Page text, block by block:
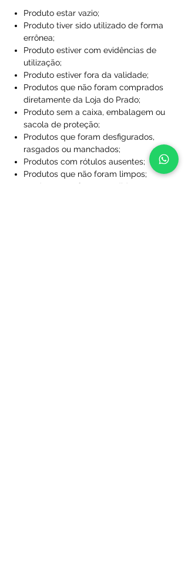
Produto estar vazio;
Produto tiver sido utilizado de forma
errônea;
Produto estiver com evidências de
utilização;
Produto estiver fora da validade;
Produtos que não foram comprados
diretamente da Loja do Prado;
Produto sem a caixa, embalagem ou
sacola de proteção;
Produtos que foram desfigurados,
rasgados ou manchados;
Produtos com rótulos ausentes;
Produtos que não foram limpos;
Produtos que foram perdidos ou